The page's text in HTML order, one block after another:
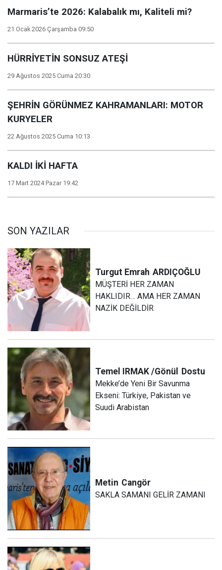
Marmaris’te 2026: Kalabalık mı, Kaliteli mi?
21 Ocak 2026 Çarşamba 09:50
HÜRRİYETİN SONSUZ ATEŞİ
29 Ağustos 2025 Cuma 20:30
ŞEHRİN GÖRÜNMEZ KAHRAMANLARI: MOTOR
KURYELER
22 Ağustos 2025 Cuma 10:13
KALDI İKİ HAFTA
17 Mart 2024 Pazar 19:42
SON YAZILAR
Turgut Emrah ARDIÇOĞLU
MÜŞTERİ HER ZAMAN
HAKLIDIR… AMA HER ZAMAN
NAZİK DEĞİLDİR
Temel IRMAK /Gönül Dostu
Mekke’de Yeni Bir Savunma
Ekseni: Türkiye, Pakistan ve
Suudi Arabistan
Metin Cangör
SAKLA SAMANI GELİR ZAMANI